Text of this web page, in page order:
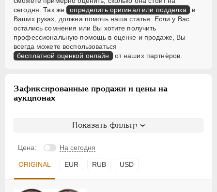
сегодня. Так же определить оригинал или подделка в
Ваших руках, должна помочь наша статья. Если у Вас
остались сомнения или Вы хотите получить
профессиональную помощь в оценке и продаже, Вы
всегда можете воспользоваться
бесплатной оценкой онлайн от наших партнёров.
Зафиксированные продажи и цены на
аукционах
Показать фильтр
Цена: На сегодня
ORIGINAL EUR RUB USD